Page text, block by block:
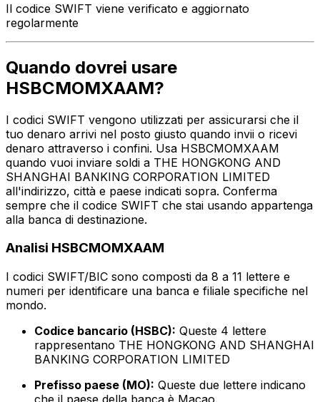
Il codice SWIFT viene verificato e aggiornato
regolarmente
Quando dovrei usare
HSBCMOMXAAM?
I codici SWIFT vengono utilizzati per assicurarsi che il
tuo denaro arrivi nel posto giusto quando invii o ricevi
denaro attraverso i confini. Usa HSBCMOMXAAM
quando vuoi inviare soldi a THE HONGKONG AND
SHANGHAI BANKING CORPORATION LIMITED
all'indirizzo, città e paese indicati sopra. Conferma
sempre che il codice SWIFT che stai usando appartenga
alla banca di destinazione.
Analisi HSBCMOMXAAM
I codici SWIFT/BIC sono composti da 8 a 11 lettere e
numeri per identificare una banca e filiale specifiche nel
mondo.
Codice bancario (HSBC): Queste 4 lettere
rappresentano THE HONGKONG AND SHANGHAI
BANKING CORPORATION LIMITED
Prefisso paese (MO): Queste due lettere indicano